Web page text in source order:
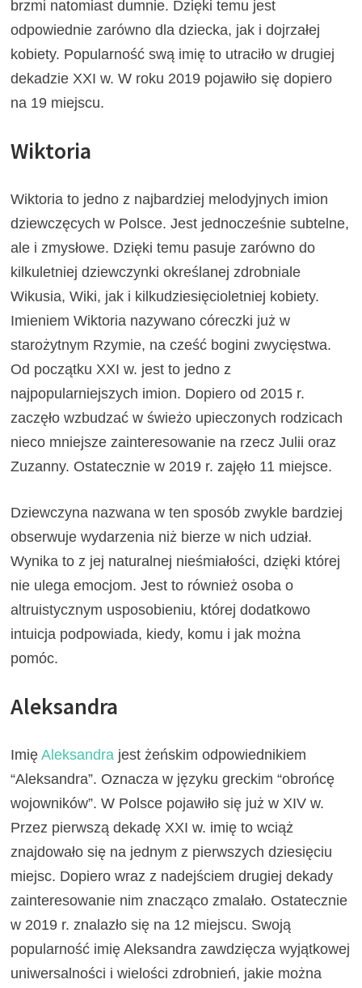
brzmi natomiast dumnie. Dzięki temu jest
odpowiednie zarówno dla dziecka, jak i dojrzałej
kobiety. Popularność swą imię to utraciło w drugiej
dekadzie XXI w. W roku 2019 pojawiło się dopiero
na 19 miejscu.
Wiktoria
Wiktoria to jedno z najbardziej melodyjnych imion
dziewczęcych w Polsce. Jest jednocześnie subtelne,
ale i zmysłowe. Dzięki temu pasuje zarówno do
kilkuletniej dziewczynki określanej zdrobniale
Wikusia, Wiki, jak i kilkudziesięcioletniej kobiety.
Imieniem Wiktoria nazywano córeczki już w
starożytnym Rzymie, na cześć bogini zwycięstwa.
Od początku XXI w. jest to jedno z
najpopularniejszych imion. Dopiero od 2015 r.
zaczęło wzbudzać w świeżo upieczonych rodzicach
nieco mniejsze zainteresowanie na rzecz Julii oraz
Zuzanny. Ostatecznie w 2019 r. zajęło 11 miejsce.
Dziewczyna nazwana w ten sposób zwykle bardziej
obserwuje wydarzenia niż bierze w nich udział.
Wynika to z jej naturalnej nieśmiałości, dzięki której
nie ulega emocjom. Jest to również osoba o
altruistycznym usposobieniu, której dodatkowo
intuicja podpowiada, kiedy, komu i jak można
pomóc.
Aleksandra
ImięAleksandra jest żeńskim odpowiednikiem
“Aleksandra”. Oznacza w języku greckim “obrońcę
wojowników”. W Polsce pojawiło się już w XIV w.
Przez pierwszą dekadę XXI w. imię to wciąż
znajdowało się na jednym z pierwszych dziesięciu
miejsc. Dopiero wraz z nadejściem drugiej dekady
zainteresowanie nim znacząco zmalało. Ostatecznie
w 2019 r. znalazło się na 12 miejscu. Swoją
popularność imię Aleksandra zawdzięcza wyjątkowej
uniwersalności i wielości zdrobnień, jakie można